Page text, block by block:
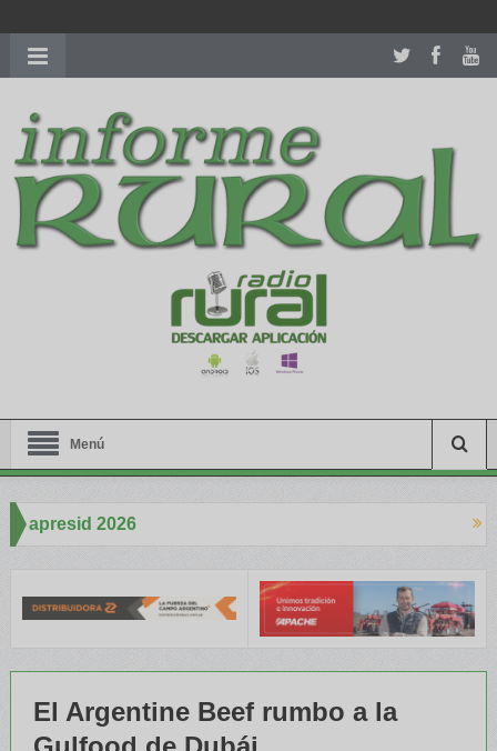
richardmillereplica
women.patekphilippe.tofor sale in usa recognized command with
dining room table ceremony. welcome to our
perfectwatches.is
shop. best youngsexdoll.comwith professional customer
services. 1: 1 design high
https://reallydiamond.com/
Menú
El Argentine Beef rumbo a la